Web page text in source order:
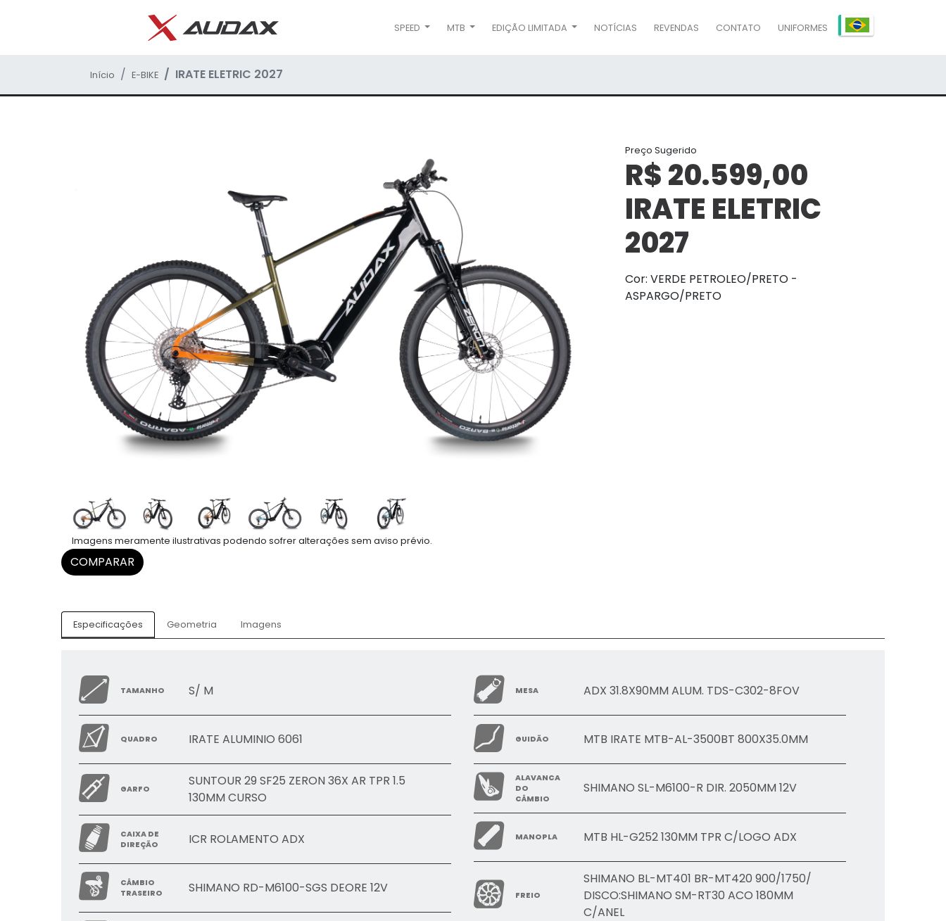
SPEED MTB EDIÇÃO LIMITADA NOTÍCIAS REVENDAS CONTATO UNIFORMES
Início E-BIKE IRATE ELETRIC 2027
Imagens meramente ilustrativas podendo sofrer alterações sem aviso prévio.
Preço Sugerido
R$ 20.599,00
IRATE ELETRIC
2027
Cor: VERDE PETROLEO/PRETO -
ASPARGO/PRETO
COMPARAR
Especificações Geometria Imagens
TAMANHO S/ M
QUADRO IRATE ALUMINIO 6061
GARFO
SUNTOUR 29 SF25 ZERON 36X AR TPR 1.5
130MM CURSO
CAIXA DE
DIREÇÃO
ICR ROLAMENTO ADX
CÂMBIO
TRASEIRO
SHIMANO RD-M6100-SGS DEORE 12V
MESA ADX 31.8X90MM ALUM. TDS-C302-8FOV
GUIDÃO MTB IRATE MTB-AL-3500BT 800X35.0MM
ALAVANCA
DO
CÂMBIO
SHIMANO SL-M6100-R DIR. 2050MM 12V
MANOPLA MTB HL-G252 130MM TPR C/LOGO ADX
FREIO
SHIMANO BL-MT401 BR-MT420 900/1750/
DISCO:SHIMANO SM-RT30 ACO 180MM
C/ANEL